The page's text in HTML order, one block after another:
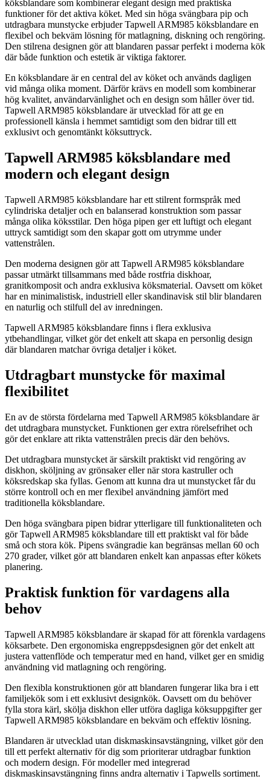
köksblandare som kombinerar elegant design med praktiska
funktioner för det aktiva köket. Med sin höga svängbara pip och
utdragbara munstycke erbjuder Tapwell ARM985 köksblandare en
flexibel och bekväm lösning för matlagning, diskning och rengöring.
Den stilrena designen gör att blandaren passar perfekt i moderna kök
där både funktion och estetik är viktiga faktorer.
En köksblandare är en central del av köket och används dagligen
vid många olika moment. Därför krävs en modell som kombinerar
hög kvalitet, användarvänlighet och en design som håller över tid.
Tapwell ARM985 köksblandare är utvecklad för att ge en
professionell känsla i hemmet samtidigt som den bidrar till ett
exklusivt och genomtänkt köksuttryck.
Tapwell ARM985 köksblandare med
modern och elegant design
Tapwell ARM985 köksblandare har ett stilrent formspråk med
cylindriska detaljer och en balanserad konstruktion som passar
många olika köksstilar. Den höga pipen ger ett luftigt och elegant
uttryck samtidigt som den skapar gott om utrymme under
vattenstrålen.
Den moderna designen gör att Tapwell ARM985 köksblandare
passar utmärkt tillsammans med både rostfria diskhoar,
granitkomposit och andra exklusiva köksmaterial. Oavsett om köket
har en minimalistisk, industriell eller skandinavisk stil blir blandaren
en naturlig och stilfull del av inredningen.
Tapwell ARM985 köksblandare finns i flera exklusiva
ytbehandlingar, vilket gör det enkelt att skapa en personlig design
där blandaren matchar övriga detaljer i köket.
Utdragbart munstycke för maximal
flexibilitet
En av de största fördelarna med Tapwell ARM985 köksblandare är
det utdragbara munstycket. Funktionen ger extra rörelsefrihet och
gör det enklare att rikta vattenstrålen precis där den behövs.
Det utdragbara munstycket är särskilt praktiskt vid rengöring av
diskhon, sköljning av grönsaker eller när stora kastruller och
köksredskap ska fyllas. Genom att kunna dra ut munstycket får du
större kontroll och en mer flexibel användning jämfört med
traditionella köksblandare.
Den höga svängbara pipen bidrar ytterligare till funktionaliteten och
gör Tapwell ARM985 köksblandare till ett praktiskt val för både
små och stora kök. Pipens svängradie kan begränsas mellan 60 och
270 grader, vilket gör att blandaren enkelt kan anpassas efter kökets
planering.
Praktisk funktion för vardagens alla
behov
Tapwell ARM985 köksblandare är skapad för att förenkla vardagens
köksarbete. Den ergonomiska engreppsdesignen gör det enkelt att
justera vattenflöde och temperatur med en hand, vilket ger en smidig
användning vid matlagning och rengöring.
Den flexibla konstruktionen gör att blandaren fungerar lika bra i ett
familjekök som i ett exklusivt designkök. Oavsett om du behöver
fylla stora kärl, skölja diskhon eller utföra dagliga köksuppgifter ger
Tapwell ARM985 köksblandare en bekväm och effektiv lösning.
Blandaren är utvecklad utan diskmaskinsavstängning, vilket gör den
till ett perfekt alternativ för dig som prioriterar utdragbar funktion
och modern design. För modeller med integrerad
diskmaskinsavstängning finns andra alternativ i Tapwells sortiment.